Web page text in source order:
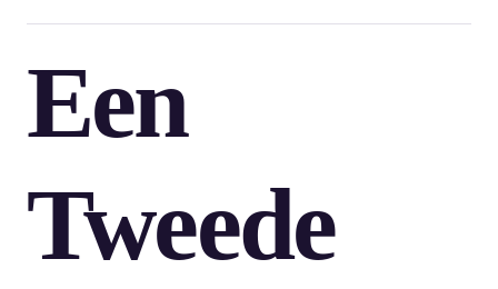
Een
Tweede